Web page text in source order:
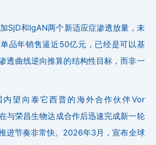
SjD和IgAN两个新适应症渗透放量，未
品年销售逼近50亿元，已经是可以基
透曲线逆向推算的结构性目标，而非一
内望向泰它西普的海外合作伙伴Vor
与荣昌生物达成合作后迅速完成新一轮
进节奏非常快。2026年3月，宣布全球